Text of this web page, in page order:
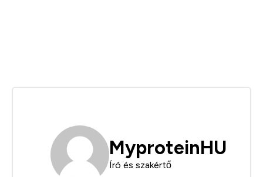
MyproteinHU
Író és szakértő